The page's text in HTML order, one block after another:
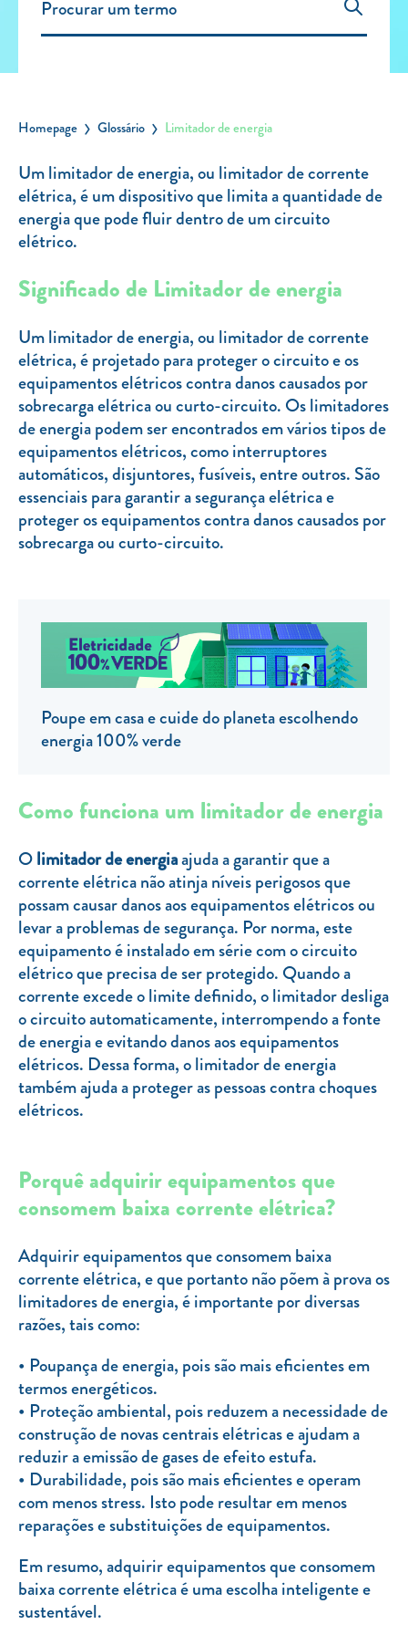
Carregar Fora de Casa
Leituras
Sobre nós
Contactos
FAQ
Blog
Mais informações
SERVIÇOS
ROTULAGEM
JUNTE-SE A NÓS
TARIFA SOCIAL
APP MOBILE
CONTADORES ELÉTRICOS
FATURAS
FRAUDE E SEGURANÇA
Preços de referência
Documentos úteis
Política de privacidade
Clientes com necessidades especiais
Clientes prioritários
Resolução alternativa de litígios
Homepage Glossário Limitador de energia
Um limitador de energia, ou limitador de corrente
elétrica, é um dispositivo que limita a quantidade de
energia que pode fluir dentro de um circuito
elétrico.
Significado de Limitador de energia
Um limitador de energia, ou limitador de corrente
elétrica, é projetado para proteger o circuito e os
equipamentos elétricos contra danos causados por
sobrecarga elétrica ou curto-circuito. Os limitadores
de energia podem ser encontrados em vários tipos de
equipamentos elétricos, como interruptores
automáticos, disjuntores, fusíveis, entre outros. São
essenciais para garantir a segurança elétrica e
proteger os equipamentos contra danos causados por
sobrecarga ou curto-circuito.
Poupe em casa e cuide do planeta escolhendo
energia 100% verde
Como funciona um limitador de energia
Olimitador de energiaajuda a garantir que a
corrente elétrica não atinja níveis perigosos que
possam causar danos aos equipamentos elétricos ou
levar a problemas de segurança. Por norma, este
equipamento é instalado em série com o circuito
elétrico que precisa de ser protegido. Quando a
corrente excede o limite definido, o limitador desliga
o circuito automaticamente, interrompendo a fonte
de energia e evitando danos aos equipamentos
elétricos. Dessa forma, o limitador de energia
também ajuda a proteger as pessoas contra choques
elétricos.
Porquê adquirir equipamentos que
consomem baixa corrente elétrica?
Adquirir equipamentos que consomem baixa
corrente elétrica, e que portanto não põem à prova os
limitadores de energia, é importante por diversas
razões, tais como:
Poupança de energia, pois são mais eficientes em
termos energéticos.
Proteção ambiental, pois reduzem a necessidade de
construção de novas centrais elétricas e ajudam a
reduzir a emissão de gases de efeito estufa.
Durabilidade, pois são mais eficientes e operam
com menos stress. Isto pode resultar em menos
reparações e substituições de equipamentos.
Em resumo, adquirir equipamentos que consomem
baixa corrente elétrica é uma escolha inteligente e
sustentável.